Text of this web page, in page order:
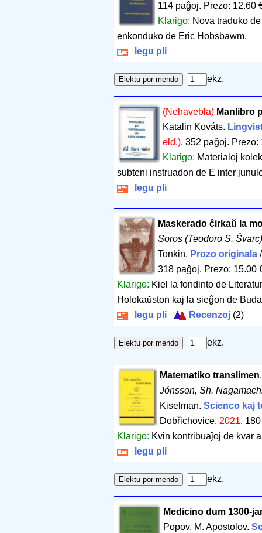
114 paĝoj. Prezo: 12.60
Klarigo: Nova traduko
enkonduko de Eric Hobsbawm.
legu pli
ekz.
(Nehavebla) Manlibro
Katalin Kováts.
eld.). 352 paĝoj. Prezo:
Klarigo: Materialoj
subteni instruadon de E inter
legu pli
Maskerado ĉirkaŭ la
Soros (Teodoro S. Ŝvarc)
Tonkin. Prozo originala
318 paĝoj. Prezo: 15.00
Klarigo: Kiel la fondinto de
Holokaŭston kaj la sieĝon de
legu pli
Recenzoj (2)
ekz.
Matematiko translimen
Jónsson, Sh.
Kiselman.Scienco kaj
Dobřichovice. 2021.
Klarigo: Kvin kontribuaĵoj de kvar
legu pli
ekz.
Medicino dum 1300-
Popov, M. Apostolov.